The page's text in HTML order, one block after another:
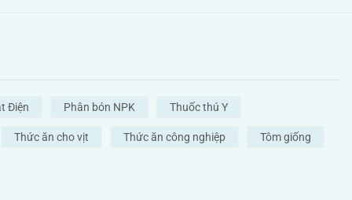
Điện Phân bón NPK Thuốc thú Y
Thức ăn cho vịt Thức ăn công nghiệp Tôm giống